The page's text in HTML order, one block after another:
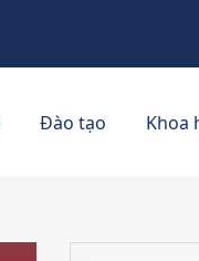
Đào tạo Khoa